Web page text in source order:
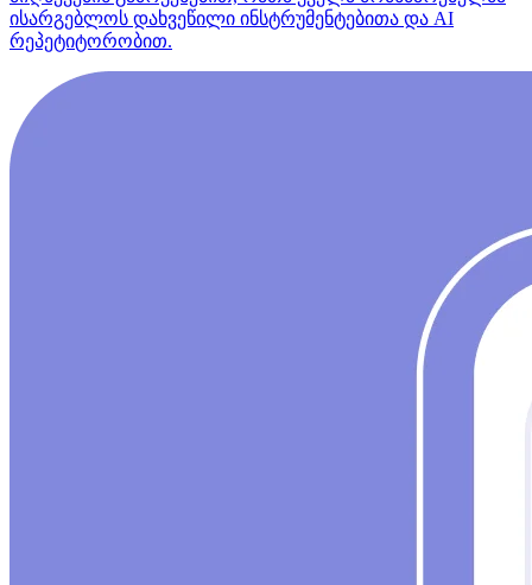
ისარგებლოს დახვეწილი ინსტრუმენტებითა და AI
რეპეტიტორობით.